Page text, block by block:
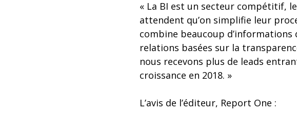
« La BI est un secteur compétitif,
attendent qu’on simplifie leur
combine beaucoup
relations basées sur la
nous recevons plus de leads
croissance en 2018. »
L’avis de l’éditeur, Report One :